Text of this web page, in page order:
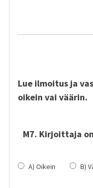
Lue ilmoitus ja
oikein vai väärin.
M7. Kirjoittaja
A) Oikein B)